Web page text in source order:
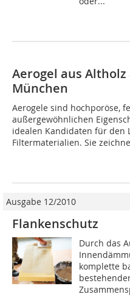
Aerogel aus Altholz
München
Aerogele sind hochporöse,
außergewöhnlichen
idealen Kandidaten für den
Filtermaterialien. Sie
Ausgabe 12/2010
Flankenschutz
Durch das
komplette